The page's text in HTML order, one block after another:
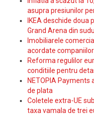
asupra presiunilor
IKEA deschide doua
Grand Arena din
Imobiliarele
acordate
Reforma regulilor
conditiile pentru
NETOPIA
de plata
Coletele extra-UE
taxa vamala de trei